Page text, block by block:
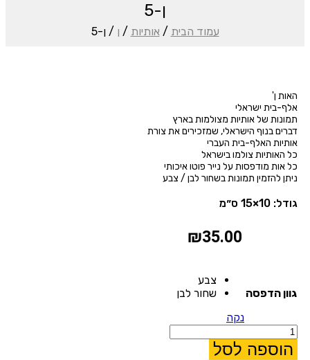
ן-5
עמוד הבית/ אותיות/ ן/ ן-5
האות ן'
אלף-בית ישראלי
תמונות של אותיות מצולמות בארץ
דברים בנוף הישראלי, שמזכירים את צורת
אותיות האלף-בית העברי
כל האותיות צולמו בישראל
כל אות מודפסות על נייר פוטו איכותי
ניתן להזמין תמונות בשחור לבן / צבע
גודל: 10×15 ס״מ
₪35.00
גוון הדפסה
צבע
שחור לבן
נקה
כמות
שלהוספה לסל